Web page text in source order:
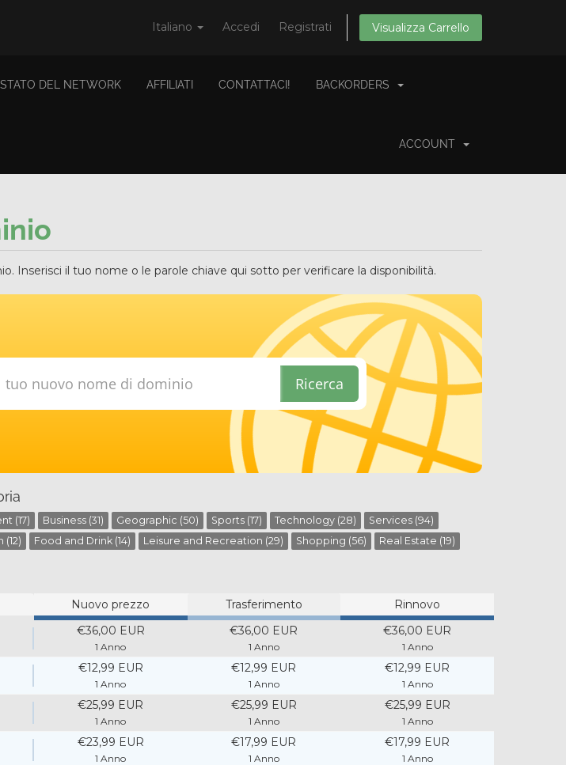
Italiano Accedi Registrati Visualizza Carrello
STATO DEL NETWORK AFFILIATI CONTATTACI! BACKORDERS
ACCOUNT
Inserisci il tuo nome o le parole chiave qui sotto per verificare la disponibilità.
Ricerca
(17) Business (31) Geographic (50) Sports (17) Technology (28)
Services (94)
Food and Drink (14) Leisure and Recreation (29) Shopping (56)
Real Estate (19)
Nuovo prezzo Trasferimento Rinnovo
€36,00 EUR
1 Anno
€36,00 EUR
1 Anno
€36,00 EUR
1 Anno
€12,99 EUR
1 Anno
€12,99 EUR
1 Anno
€12,99 EUR
1 Anno
€25,99 EUR
1 Anno
€25,99 EUR
1 Anno
€25,99 EUR
1 Anno
€23,99 EUR
1 Anno
€17,99 EUR
1 Anno
€17,99 EUR
1 Anno